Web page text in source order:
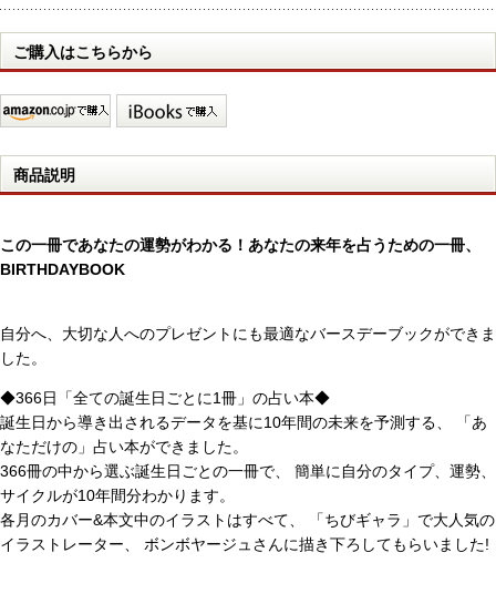
ご購入はこちらから
商品説明
この一冊であなたの運勢がわかる！あなたの来年を占うための一冊、
BIRTHDAYBOOK
自分へ、大切な人へのプレゼントにも最適なバースデーブックができま
した。
◆366日「全ての誕生日ごとに1冊」の占い本◆
誕生日から導き出されるデータを基に10年間の未来を予測する、 「あ
なただけの」占い本ができました。
366冊の中から選ぶ誕生日ごとの一冊で、 簡単に自分のタイプ、運勢、
サイクルが10年間分わかります。
各月のカバー&本文中のイラストはすべて、 「ちびギャラ」で大人気の
イラストレーター、 ボンボヤージュさんに描き下ろしてもらいました!